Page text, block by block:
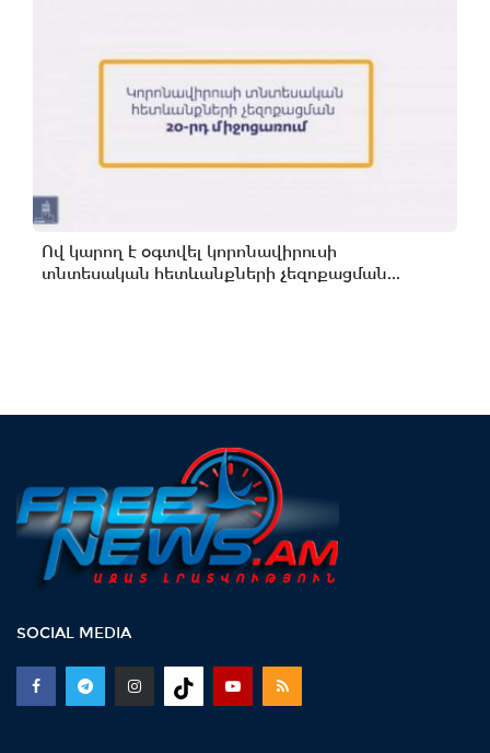
Ով կարող է օգտվել կորոնավիրուսի
տնտեսական հետևանքների չեզոքացման...
SOCIAL MEDIA